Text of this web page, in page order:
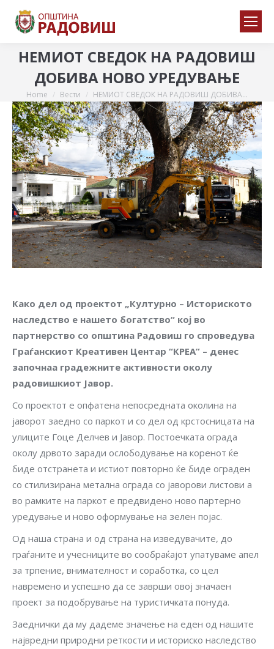
НЕМИОТ СВЕДОК НА РАДОВИШ
ДОБИВА НОВО УРЕДУВАЊЕ
You are here:
Home Вести НЕМИОТ СВЕДОК НА РАДОВИШ ДОБИВА…
Како дел од проектот „Културно – Историското
наследство е нашето богатство“ кој во
партнерство со општина Радовиш го спроведува
Граѓанскиот Креативен Центар “КРЕА” – денес
започнаа градежните активности околу
радовишкиот Јавор.
Со проектот е опфатена непосредната околина на
јаворот заедно со паркот и со дел од крстосницата на
улиците Гоце Делчев и Јавор. Постоечката ограда
околу дрвото заради ослободување на коренот ќе
биде отстранета и истиот повторно ќе биде ограден
со стилизирана метална ограда со јаворови листови а
во рамките на паркот е предвидено ново партерно
уредување и ново оформување на зелен појас.
Од наша страна и од страна на изведувачите, до
граѓаните и учесниците во сообраќајот упатуваме апел
за трпение, внимателност и соработка, со цел
навремено и успешно да се заврши овој значаен
проект за подобрување на туристичката понуда.
Заеднички да му дадеме значење на еден од нашите
највредни природни реткости и историско наследство